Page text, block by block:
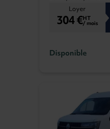
Loyer
304 €HT
/ mois
Disponible